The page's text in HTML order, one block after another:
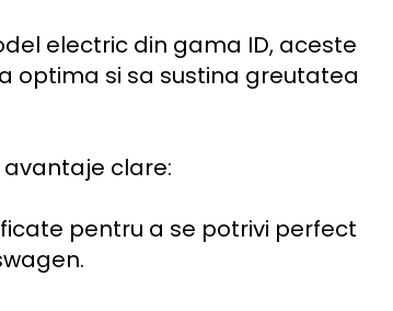
electric din gama ID, aceste
optima si sa sustina greutatea
clare:
pentru a se potrivi perfect